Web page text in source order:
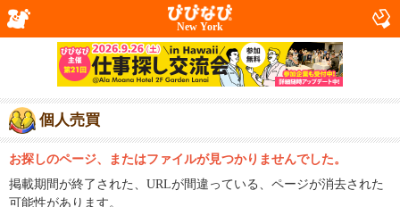
New York
個人売買
お探しのページ、またはファイルが見つかりませんでした。
掲載期間が終了された、URLが間違っている、ページが消去された
可能性があります。